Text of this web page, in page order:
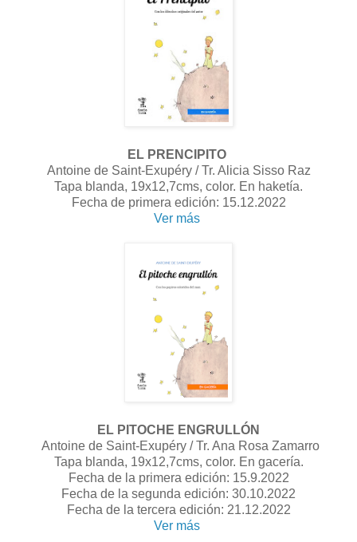
EL PRENCIPITO
Antoine de Saint-Exupéry / Tr. Alicia Sisso Raz
Tapa blanda, 19x12,7cms, color. En haketía.
Fecha de primera edición: 15.12.2022
Ver más
EL PITOCHE ENGRULLÓN
Antoine de Saint-Exupéry / Tr. Ana Rosa Zamarro
Tapa blanda, 19x12,7cms, color. En gacería.
Fecha de la primera edición: 15.9.2022
Fecha de la segunda edición: 30.10.2022
Fecha de la tercera edición: 21.12.2022
Ver más